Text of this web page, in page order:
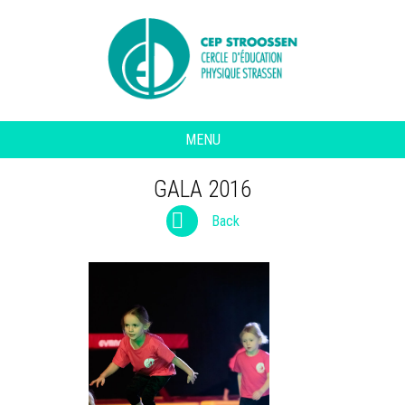
MENU
GALA 2016
Back